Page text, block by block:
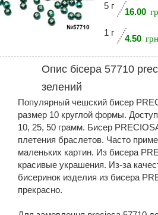
5 г
16.00
1 г
4.50
Опис бісера 57710
зелений
Популярный чешский бисер
размер 10 круглой формы.
10, 25, 50 грамм. Бисер
плетения браслетов. Часто
маленьких картин. Из бисера
красивые украшения. Из-за
бисеринок изделия из бисера
прекрасно.